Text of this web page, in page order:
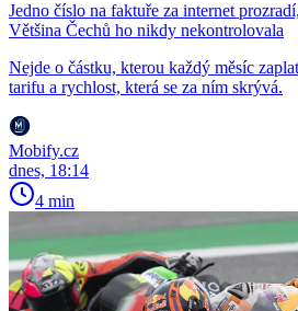
Jedno číslo na faktuře za internet
Většina Čechů ho nikdy nekontrolovala
Nejde o částku, kterou každý měsíc
tarifu a rychlost, která se za ním skrývá.
Mobify.cz
dnes, 18:14
4 min